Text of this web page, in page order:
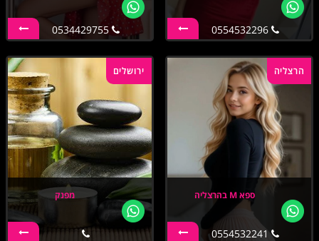
0554532296
0534429755
הרצליה
ספא M בהרצליה
0554532241
ירושלים
מפנק